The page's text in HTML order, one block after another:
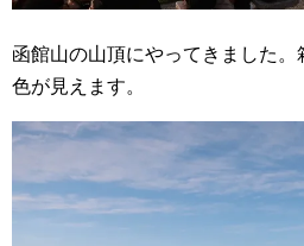
函館山の山頂にやってきました
色が見えます。